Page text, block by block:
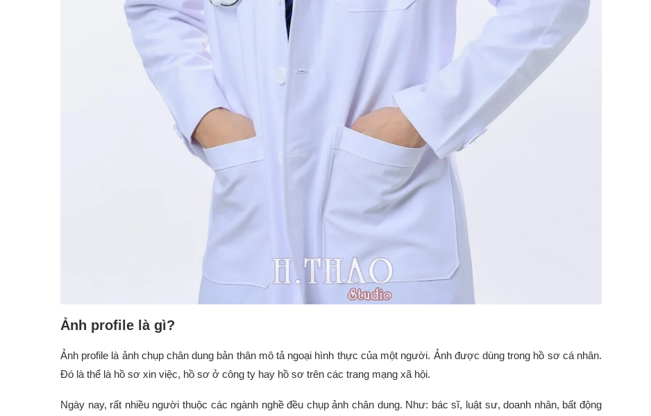
Ảnh profile là gì?
Ảnh profile là ảnh chụp chân dung bản thân mô tả ngoại hình thực của một người. Ảnh được dùng trong hồ sơ cá nhân.
Đó là thể là hồ sơ xin việc, hồ sơ ở công ty hay hồ sơ trên các trang mạng xã hội.
Ngày nay, rất nhiều người thuộc các ngành nghề đều chụp ảnh chân dung. Như: bác sĩ, luật sư, doanh nhân, bất động